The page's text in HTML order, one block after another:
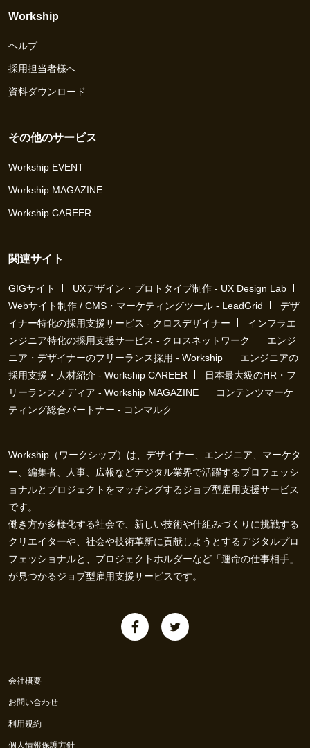
Workship
ヘルプ
採用担当者様へ
資料ダウンロード
その他のサービス
Workship EVENT
Workship MAGAZINE
Workship CAREER
関連サイト
GIGサイト
UXデザイン・プロトタイプ制作 - UX Design Lab
Webサイト制作 / CMS・マーケティングツール - LeadGrid
デザ
イナー特化の採用支援サービス - クロスデザイナー
インフラエ
ンジニア特化の採用支援サービス - クロスネットワーク
エンジ
ニア・デザイナーのフリーランス採用 - Workship
エンジニアの
採用支援・人材紹介 - Workship CAREER
日本最大級のHR・フ
リーランスメディア - Workship MAGAZINE
コンテンツマーケ
ティング総合パートナー - コンマルク
Workship（ワークシップ）は、デザイナー、エンジニア、マーケタ
ー、編集者、人事、広報などデジタル業界で活躍するプロフェッシ
ョナルとプロジェクトをマッチングするジョブ型雇用支援サービス
です。
働き方が多様化する社会で、新しい技術や仕組みづくりに挑戦する
クリエイターや、社会や技術革新に貢献しようとするデジタルプロ
フェッショナルと、プロジェクトホルダーなど「運命の仕事相手」
が見つかるジョブ型雇用支援サービスです。
会社概要
お問い合わせ
利用規約
個人情報保護方針